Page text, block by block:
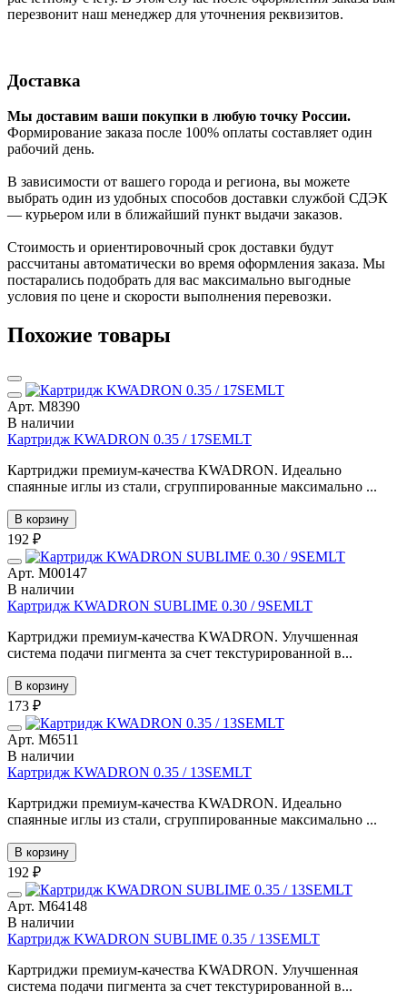
перезвонит наш менеджер для уточнения реквизитов.
Доставка
Мы доставим ваши покупки в любую точку России.
Формирование заказа после 100% оплаты составляет один
рабочий день.
В зависимости от вашего города и региона, вы можете
выбрать один из удобных способов доставки службой СДЭК
— курьером или в ближайший пункт выдачи заказов.
Стоимость и ориентировочный срок доставки будут
рассчитаны автоматически во время оформления заказа. Мы
постарались подобрать для вас максимально выгодные
условия по цене и скорости выполнения перевозки.
Похожие товары
Арт. М8390
В наличии
Картридж KWADRON 0.35 / 17SEMLT
Картриджи премиум-качества KWADRON. Идеально
спаянные иглы из стали, сгруппированные максимально ...
В корзину
192 ₽
Арт. М00147
В наличии
Картридж KWADRON SUBLIME 0.30 / 9SEMLT
Картриджи премиум-качества KWADRON. Улучшенная
система подачи пигмента за счет текстурированной в...
В корзину
173 ₽
Арт. М6511
В наличии
Картридж KWADRON 0.35 / 13SEMLT
Картриджи премиум-качества KWADRON. Идеально
спаянные иглы из стали, сгруппированные максимально ...
В корзину
192 ₽
Арт. М64148
В наличии
Картридж KWADRON SUBLIME 0.35 / 13SEMLT
Картриджи премиум-качества KWADRON. Улучшенная
система подачи пигмента за счет текстурированной в...